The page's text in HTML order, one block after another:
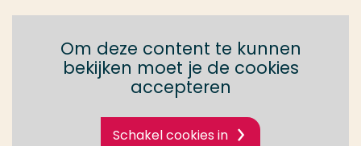
Om deze content te kunnen
bekijken moet je de cookies
accepteren
Schakel cookies in